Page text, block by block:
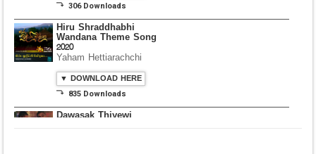
⤵ 306 Downloads
Hiru Shraddhabhi
Wandana Theme Song
2020
Yaham Hettiarachchi
▼ DOWNLOAD HERE
⤵ 835 Downloads
Dawasak Thiyewi